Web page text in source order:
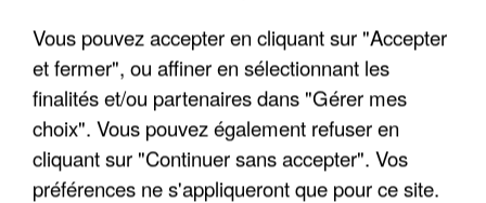
DE FAUNE SAUVAGE SONT...
Vous pouvez accepter en cliquant sur "Accepter
et fermer", ou affiner en sélectionnant les
finalités et/ou partenaires dans "Gérer mes
choix". Vous pouvez également refuser en
cliquant sur "Continuer sans accepter". Vos
préférences ne s'appliqueront que pour ce site.